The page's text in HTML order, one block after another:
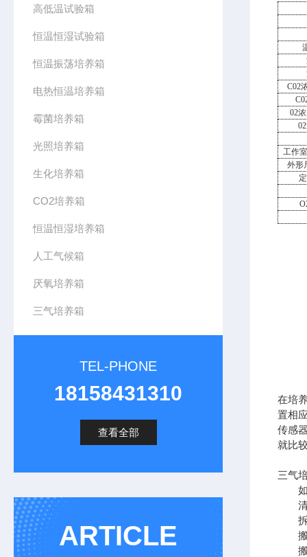
高低温试验箱
恒温恒湿试验箱
恒温振荡培养箱
电热恒温培养箱
霉菌培养箱
光照培养箱
生化培养箱
CO2培养箱
恒温恒湿培养箱
人工气候箱
厌氧培养箱
三气培养箱
TEL-PHONE
18158431310
查看全部
ARTICLE
C02
02
02
工作
外形
在培
置相
传感
就比
三气
如果
清
拆
搬运
搬